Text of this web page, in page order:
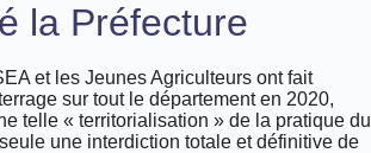
la Préfecture
et les Jeunes Agriculteurs ont fait
sur tout le département en 2020,
telle « territorialisation » de la pratique du
une interdiction totale et définitive de